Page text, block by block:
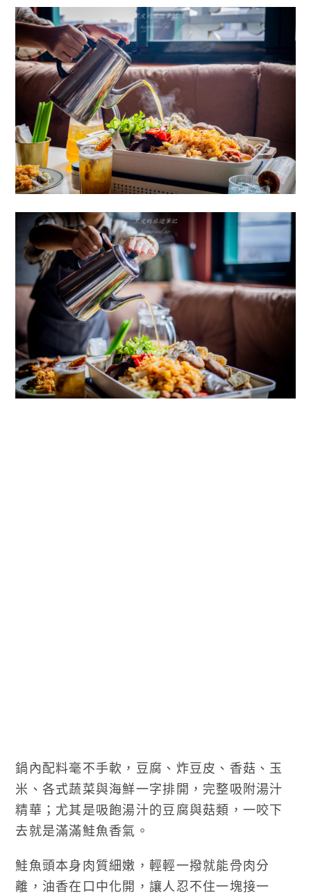
鍋內配料毫不手軟，豆腐、炸豆皮、香菇、玉
米、各式蔬菜與海鮮一字排開，完整吸附湯汁
精華；尤其是吸飽湯汁的豆腐與菇類，一咬下
去就是滿滿鮭魚香氣。
鮭魚頭本身肉質細嫩，輕輕一撥就能骨肉分
離，油香在口中化開，讓人忍不住一塊接一